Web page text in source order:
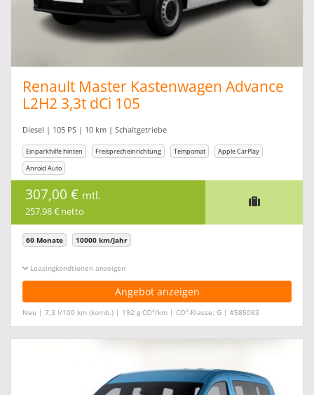
Renault Master Kastenwagen Advance
L2H2 3,3t dCi 105
Diesel | 105 PS | 10 km | Schaltgetriebe
Einparkhilfe hinten Freisprecheinrichtung Tempomat
Apple CarPlay
Anroid Auto
307,00 € mtl.
257,98 € netto
60 Monate 10000 km/Jahr
Leasingkonditionen ein-/ausblenden
Angebot anzeigen
Neu | 7,3 l/100 km (komb.) | 192 g CO2/km | CO2-Klasse: G | #585083